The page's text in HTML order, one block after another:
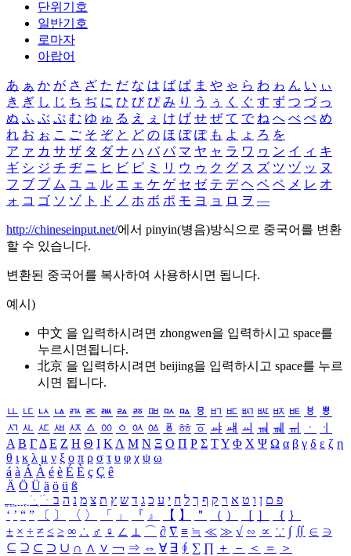
단위기호
일반기호
로마자
아랍어
あ ぁ か が さ ざ た だ な は ば ぱ ま や ゃ ら わ ゎ ん い ぃ
き ぎ し じ ち ぢ に ひ び ぴ み り う ぅ く ぐ す ず つ づ っ
ぬ ふ ぶ ぷ む ゆ ゅ る え ぇ け げ せ ぜ て で ね へ べ ぺ め
れ お ぉ こ ご そ ぞ と ど の ほ ぼ ぽ も よ ょ ろ を
ア ァ カ サ ザ タ ダ ナ ハ バ パ マ ヤ ャ ラ ワ ヮ ン イ ィ キ
ギ シ ジ チ ヂ ニ ヒ ビ ピ ミ リ ウ ゥ ク グ ス ズ ツ ヅ ッ ヌ
フ ブ プ ム ユ ュ ル エ ェ ケ ゲ セ ゼ テ デ ヘ ベ ペ メ レ オ
ォ コ ゴ ソ ゾ ト ド ノ ホ ボ ポ モ ヨ ョ ロ ヲ ―
http://chineseinput.net/에서 pinyin(병음)방식으로 중국어를 변환
할 수 있습니다.
변환된 중국어를 복사하여 사용하시면 됩니다.
예시)
中文 을 입력하시려면 zhongwen을 입력하시고 space를
누르시면됩니다.
北京 을 입력하시려면 beijing을 입력하시고 space를 누르
시면 됩니다.
ㅥ ㅦ ㅧ ㅨ ㅩ ㅪ ㅫ ㅬ ㅭ ㅮ ㅯ ㅰ ㅱ ㅲ ㅳ ㅴ ㅵ ㅶ ㅷ ㅸ
ㅹ
ㅺ ㅻ ㅼ ㅽ ㅾ ㅿ ㆀ ㆁ ㆂ ㆃ ㆄ ㆅ ㆆ ㆇ ㆈ ㆉ ㆊ ㆋ ㆌ ㆍ
ㆎ
Α Β ΓΔ Ε Ζ Η Θ Ι ΚΛ Μ Ν Ξ Ο Π Ρ Σ ΤΥ Φ Χ Ψ Ω α β γ δ ε ζ η
θ ι κ λ μ ν ξ ο π ρ σ τ υ φ χ ψ ω
á à Á À é è É È ç Ç ê
Ä Ö Ü ä ö ü ß
ִֶֹ ֻּ ׁׂ פ ם ן ו ט א ר ק ף ך ל ח י ע כ ג ד ש ץ ת צ מ נ ה ב
‘ ’ “ ” 〔 〕 〈 〉 「 」 『 』 【 】 ＂ （ ） ［ ］ ｛ ｝
± × ÷ ≠ ≤ ≥ ∞ ∴ ♂ ♀ ∠ ⊥ ⌒ ∂ ∇ ≡ ≒ ≪ ≫ √ ∽ ∝ ∵ ∫ ∬ ∈ ∋
⊆ ⊇ ⊂ ⊃ ∪ ∩ ∧ ∨ ￢ ⇒ ⇔ ∀ ∃ ∮ ∑ ∏ ＋ － ＜ ＝
＞